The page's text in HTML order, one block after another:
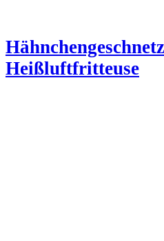
Heißluftfritteuse